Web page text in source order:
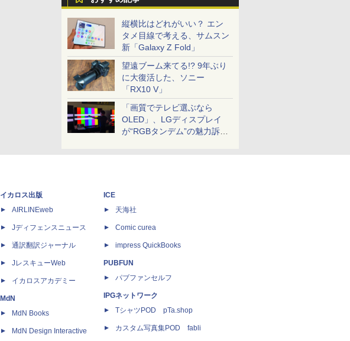
縦横比はどれがいい？ エン
タメ目線で考える、サムスン
新「Galaxy Z Fold」
望遠ブーム来てる!? 9年ぶり
に大復活した、ソニー
「RX10 V」
「画質でテレビ選ぶなら
OLED」、LGディスプレイ
が“RGBタンデム”の魅力訴
イカロス出版
AIRLINEweb
Jディフェンスニュース
通訳翻訳ジャーナル
JレスキューWeb
イカロスアカデミー
MdN
MdN Books
MdN Design Interactive
ICE
天海社
Comic curea
impress QuickBooks
PUBFUN
パブファンセルフ
IPGネットワーク
TシャツPOD pTa.shop
カスタム写真集POD fabli